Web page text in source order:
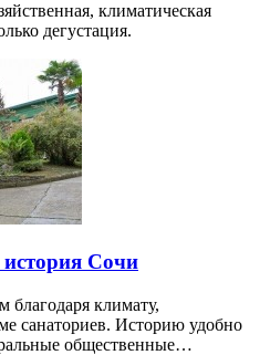
климатическая
дегустация.
Сочи
климату,
санаториев. Историю удобно
общественные…